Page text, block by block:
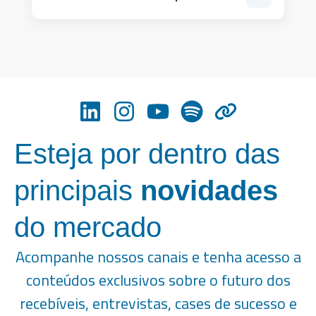
Esteja por dentro das
principais novidades
do mercado
Acompanhe nossos canais e tenha acesso a
conteúdos exclusivos sobre o futuro dos
recebíveis, entrevistas, cases de sucesso e